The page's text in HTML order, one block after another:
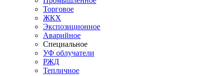
Торговое
ЖКХ
Экспозиционное
Аварийное
Специальное
УФ облучатели
РЖД
Тепличное